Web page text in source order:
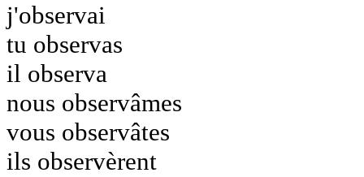
j'observai
tu observas
il observa
nous observâmes
vous observâtes
ils observèrent